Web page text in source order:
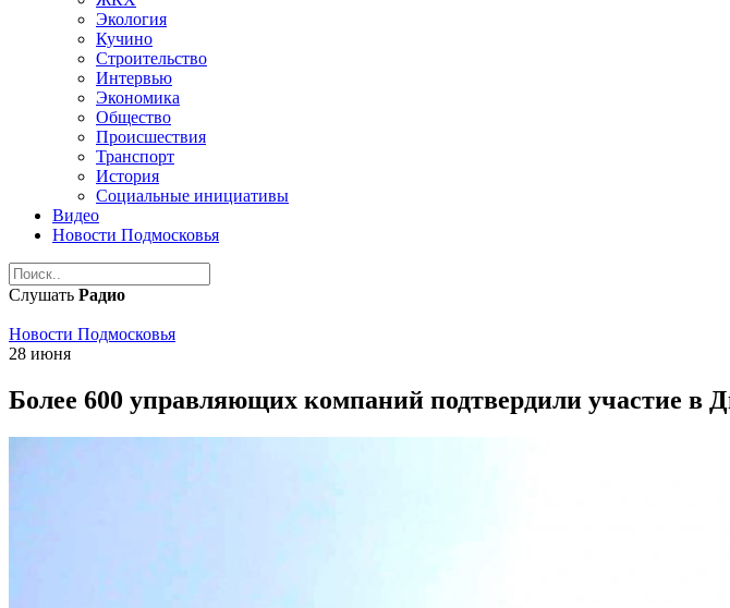
Экология
Кучино
Строительство
Интервью
Экономика
Общество
Происшествия
Транспорт
История
Социальные инициативы
Видео
Новости Подмосковья
Слушать Радио
Новости Подмосковья
28 июня
Более 600 управляющих компаний подтвердили участие в